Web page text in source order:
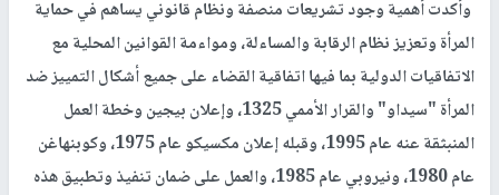
وأكدت أهمية وجود تشريعات منصفة ونظام قانوني يساهم في حماية
المرأة وتعزيز نظام الرقابة والمساءلة، ومواءمة القوانين المحلية مع
الاتفاقيات الدولية بما فيها اتفاقية القضاء على جميع أشكال التمييز ضد
المرأة "سيداو" والقرار الأممي 1325، وإعلان بيجين وخطة العمل
المنبثقة عنه عام 1995، وقبله إعلان مكسيكو عام 1975، وكوبنهاغن
عام 1980، ونيروبي عام 1985، والعمل على ضمان تنفيذ وتطبيق هذه